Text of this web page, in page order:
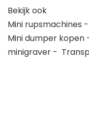
Bekijk ook
Mini rupsmachines -
Mini dumper kopen
minigraver -